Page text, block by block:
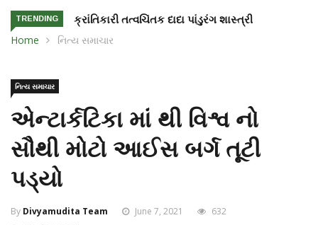
TRENDING
પાંડુરંગ શાસ્ત્રીભારત ની દીકરી સિરિશા બાંદલા અંતરીક્ષ
Home નિત્ય સમાચાર
નિત્ય સમાચાર
એન્ટાર્કટિકા માં થી વિશ્વ નો
સૌથી મોટો આઈસ બર્ગ તૂટી
પડ્યો
By Divyamudita Team June 7, 2021
632